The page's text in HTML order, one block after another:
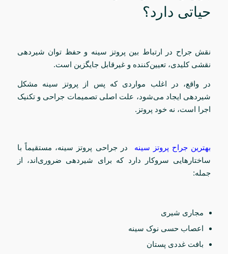
حیاتی دارد؟
نقش جراح در ارتباط بین پروتز سینه و حفظ توان شیردهی
نقشی کلیدی، تعیین‌کننده و غیرقابل جایگزین است.
در واقع، در اغلب مواردی که پس از پروتز سینه مشکل
شیردهی ایجاد می‌شود، علت اصلی تصمیمات جراحی و تکنیک
اجرا است، نه خود پروتز.
بهترین جراح پروتز سینه
در جراحی پروتز سینه، مستقیماً با
ساختارهایی سروکار دارد که برای شیردهی ضروری‌اند، از
جمله:
مجاری شیری
اعصاب حسی نوک سینه
بافت غددی پستان